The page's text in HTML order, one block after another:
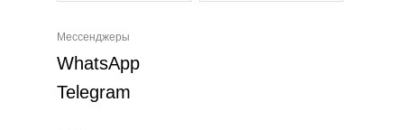
Мессенджеры
WhatsApp
Telegram